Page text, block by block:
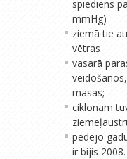
spiediens
mmHg)
ziemā tie
vētras
vasarā
masas;
ciklonam
pēdējo
ir bijis